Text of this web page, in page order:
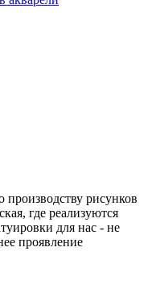
производству рисунков
где реализуются
для нас - не
проявление